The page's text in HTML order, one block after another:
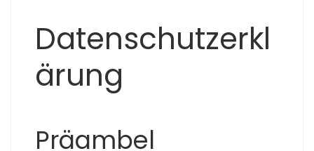
Datenschutzerkl
ärung
Präambel